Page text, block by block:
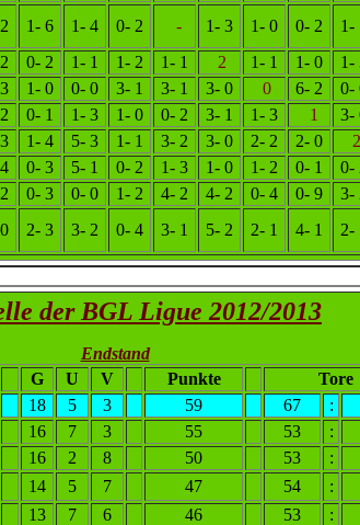
1- 6 1- 4 0- 2 - 1- 3 1- 0 0- 2 1-
0- 2 1- 1 1- 2 1- 1 2 1- 1 1- 0 1-
1- 0 0- 0 3- 1 3- 1 3- 0 0 6- 2 0-
0- 1 1- 3 1- 0 0- 2 3- 1 1- 3 1 3-
1- 4 5- 3 1- 1 3- 2 3- 0 2- 2 2- 0 2
0- 3 5- 1 0- 2 1- 3 1- 0 1- 2 0- 1 0-
0- 3 0- 0 1- 2 4- 2 4- 2 0- 4 0- 9 3-
2- 3 3- 2 0- 4 3- 1 5- 2 2- 1 4- 1 2-
der BGL Ligue 2012/2013
Endstand
G U V Punkte Tore
18 5 3 59 67 :
16 7 3 55 53 :
16 2 8 50 53 :
14 5 7 47 54 :
13 7 6 46 53 :